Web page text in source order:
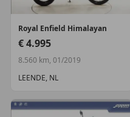
E. info@joppen.nl
&nbsp;
Meer informatie
Segment:
Garantielabel:BOVAG
Royal Enfield Himalayan
€ 4.995
8.560 km, 01/2019
LEENDE, NL